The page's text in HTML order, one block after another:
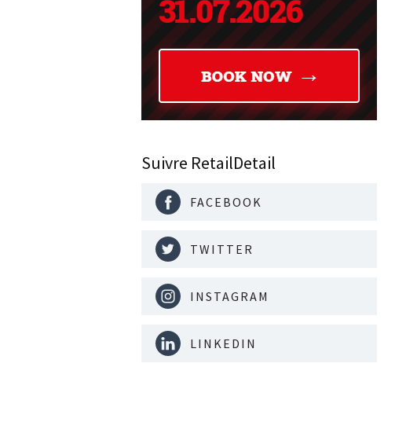
Suivre RetailDetail
FACEBOOK
TWITTER
INSTAGRAM
LINKEDIN